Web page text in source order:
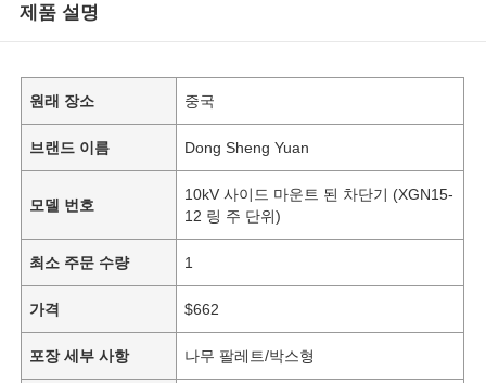
제품 설명
원래 장소 중국
브랜드 이름 Dong Sheng Yuan
모델 번호
10kV 사이드 마운트 된 차단기 (XGN15-
12 링 주 단위)
최소 주문 수량 1
가격 $662
포장 세부 사항 나무 팔레트/박스형